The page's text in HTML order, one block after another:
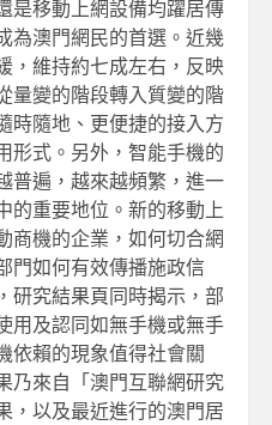
是移動上網設備均躍居傳
為澳門網民的首選。近幾
，維持約七成左右，反映
量變的階段轉入質變的階
時隨地、更便捷的接入方
形式。另外，智能手機的
普遍，越來越頻繁，進一
的重要地位。新的移動上
商機的企業，如何切合網
門如何有效傳播施政信
研究結果頁同時揭示，部
用及認同如無手機或無手
依賴的現象值得社會關
乃來自「澳門互聯網研究
，以及最近進行的澳門居